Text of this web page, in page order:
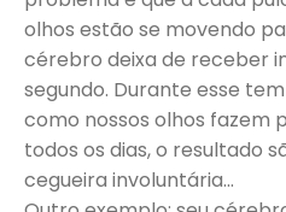
olhos estão se movendo
cérebro deixa de receber
segundo. Durante esse
como nossos olhos fazem
todos os dias, o resultado
cegueira involuntária...